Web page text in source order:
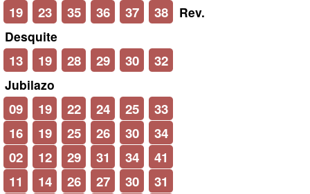
19 23 35 36 37 38
Rev.
Desquite
13 19 28 29 30 32
Jubilazo
09 19 22 24 25
33
16
19 25 26 30
34
02
12 29 31 34
41
11
14 26 27 30
31